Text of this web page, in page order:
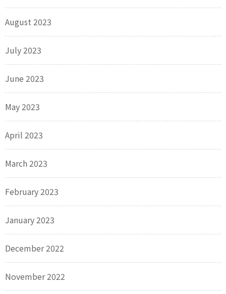
August 2023
July 2023
June 2023
May 2023
April 2023
March 2023
February 2023
January 2023
December 2022
November 2022